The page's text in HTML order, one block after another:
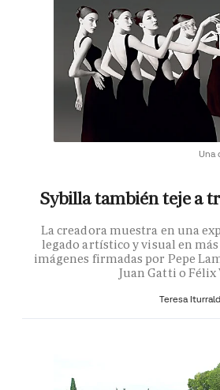
Una
Sybilla también teje a
La creadora muestra en una
legado artístico y visual en
imágenes firmadas por Pepe
Juan Gatti o Félix
Teresa